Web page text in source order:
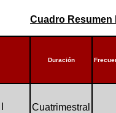
Cuadro Resumen
Duración
Cuatrimestral